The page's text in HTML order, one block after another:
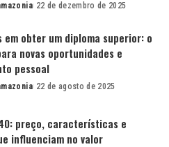
22 de dezembro de 2025
em obter um diploma superior: o
novas oportunidades e
pessoal
22 de agosto de 2025
preço, características e
influenciam no valor